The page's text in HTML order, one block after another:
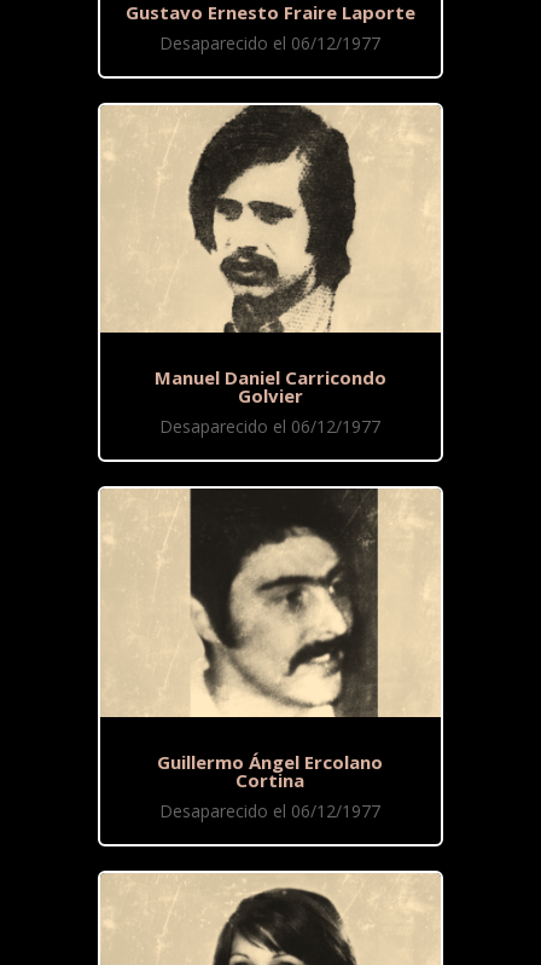
Gustavo Ernesto Fraire Laporte
Desaparecido el 06/12/1977
Manuel Daniel Carricondo
Golvier
Desaparecido el 06/12/1977
Guillermo Ángel Ercolano
Cortina
Desaparecido el 06/12/1977